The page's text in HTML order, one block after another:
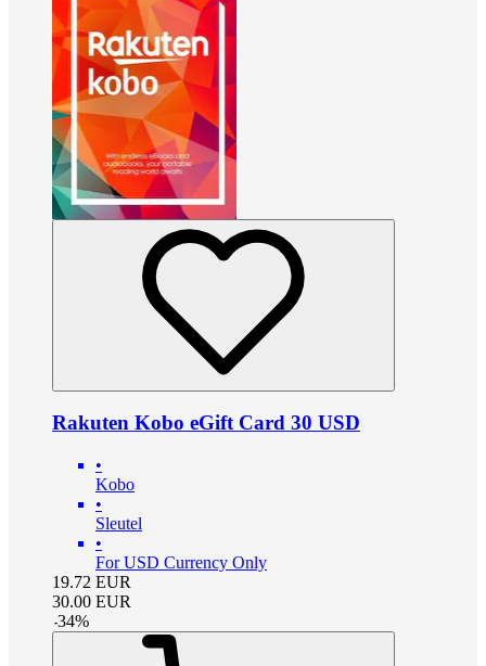
Rakuten Kobo eGift Card 30 USD
•
Kobo
•
Sleutel
•
For USD Currency Only
19.72 EUR
30.00 EUR
-34%